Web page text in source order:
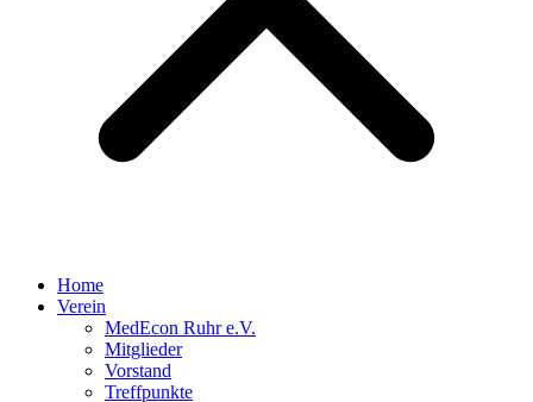
Home
Verein
MedEcon Ruhr e.V.
Mitglieder
Vorstand
Treffpunkte